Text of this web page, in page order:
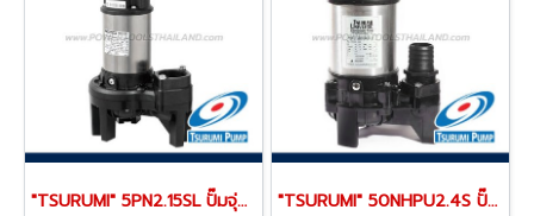
"TSURUMI" 5PN2.15SL ปั๊มจุ่มสูบน้ำสะอาด ท่อ 2 นิ้ว (50 มม.) 150 แรงม้า ส่งสูง 1-3 เมตร 220V ตัวเรือนแสตนเลส 316L ทนทาน "TSURUMI" 50NHPU2.4S ปั๊มจุ่มสูบน้ำสะอาด ท่อ 2 นิ้ว (50 มม.) 400 แรงม้า ส่งสูง 2-8 เมตร 220V ตัวเรือนแสตนเลส 316L ทนทาน